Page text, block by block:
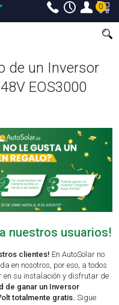
0
de un Inversor
EOS3000
nuestros usuarios!
clientes! En AutoSolar no
en nosotros, por eso, a todos
en su instalación y disfrutar de
de ganar un Inversor
totalmente gratis.Sigue